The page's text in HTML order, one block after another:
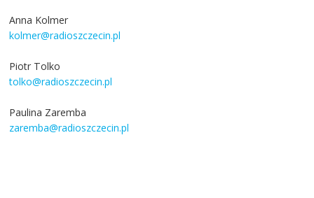
Anna Kolmer
kolmer@radioszczecin.pl
Piotr Tolko
tolko@radioszczecin.pl
Paulina Zaremba
zaremba@radioszczecin.pl